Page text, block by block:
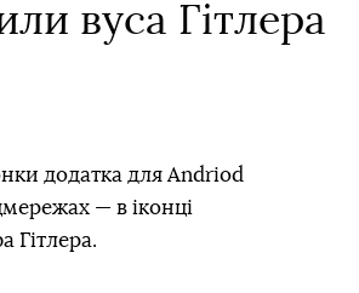
вуса Гітлера
додатка для Andriod
— в іконці
Гітлера.